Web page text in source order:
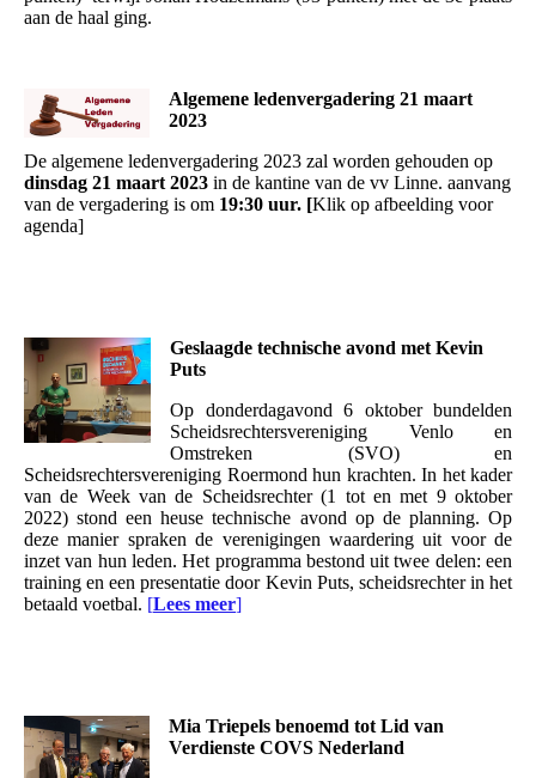
aan de haal ging.
Algemene ledenvergadering 21 maart
2023
De algemene ledenvergadering 2023 zal worden gehouden op
dinsdag 21 maart 2023 in de kantine van de vv Linne. aanvang
van de vergadering is om 19:30 uur. [Klik op afbeelding voor
agenda]
Geslaagde technische avond met Kevin
Puts
Op donderdagavond 6 oktober bundelden
Scheidsrechtersvereniging Venlo en
Omstreken (SVO) en
Scheidsrechtersvereniging Roermond hun krachten. In het kader
van de Week van de Scheidsrechter (1 tot en met 9 oktober
2022) stond een heuse technische avond op de planning. Op
deze manier spraken de verenigingen waardering uit voor de
inzet van hun leden. Het programma bestond uit twee delen: een
training en een presentatie door Kevin Puts, scheidsrechter in het
betaald voetbal. [Lees meer]
Mia Triepels benoemd tot Lid van
Verdienste COVS Nederland